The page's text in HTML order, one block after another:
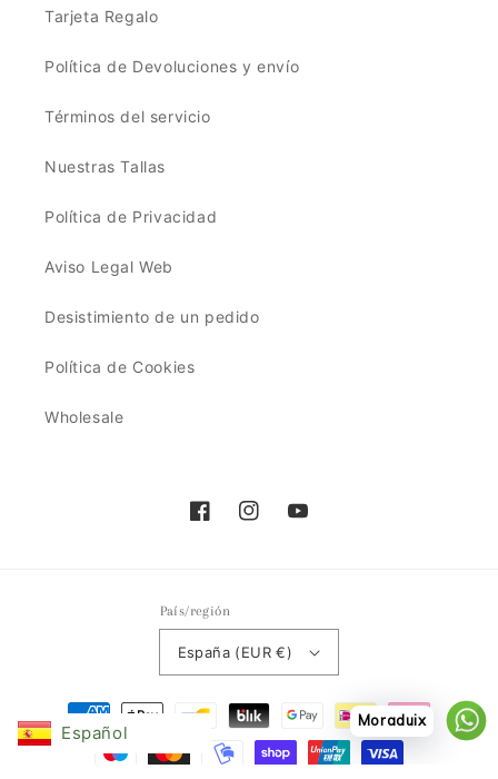
Tarjeta Regalo
Política de Devoluciones y envío
Términos del servicio
Nuestras Tallas
Política de Privacidad
Aviso Legal Web
Desistimiento de un pedido
Política de Cookies
Wholesale
FacebookInstagramYouTube
País/región
España (EUR €)
Formas
de Español
Moraduix